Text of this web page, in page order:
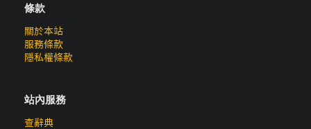
條款
關於本站
服務條款
隱私權條款
站內服務
查辭典